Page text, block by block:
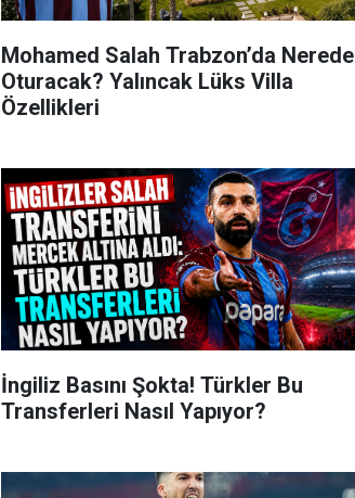
Mohamed Salah Trabzon’da Nerede
Oturacak? Yalıncak Lüks Villa
Özellikleri
İngiliz Basını Şokta! Türkler Bu
Transferleri Nasıl Yapıyor?